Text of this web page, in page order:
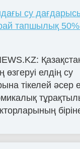
су
тапшылық 50%-
өзгеруі елдің су
тікелей әсер